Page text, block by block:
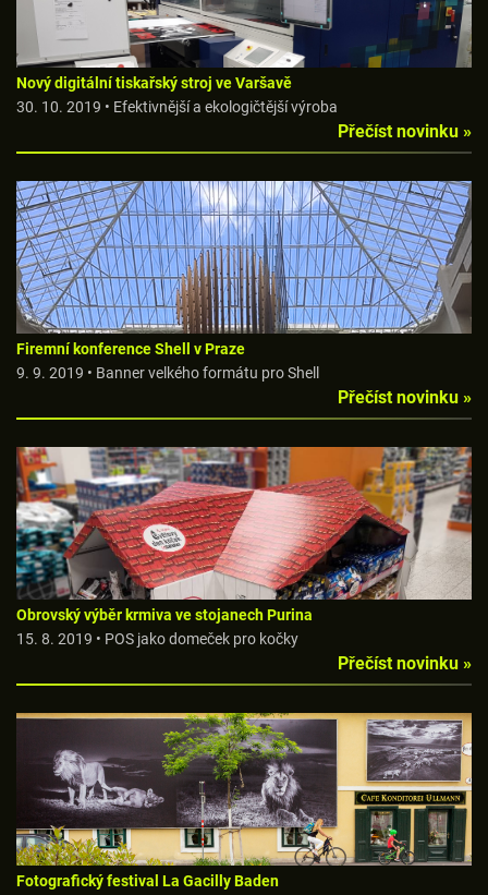
Nový digitální tiskařský stroj ve Varšavě
30. 10. 2019 • Efektivnější a ekologičtější výroba
Přečíst novinku »
Firemní konference Shell v Praze
9. 9. 2019 • Banner velkého formátu pro Shell
Přečíst novinku »
Obrovský výběr krmiva ve stojanech Purina
15. 8. 2019 • POS jako domeček pro kočky
Přečíst novinku »
Fotografický festival La Gacilly Baden